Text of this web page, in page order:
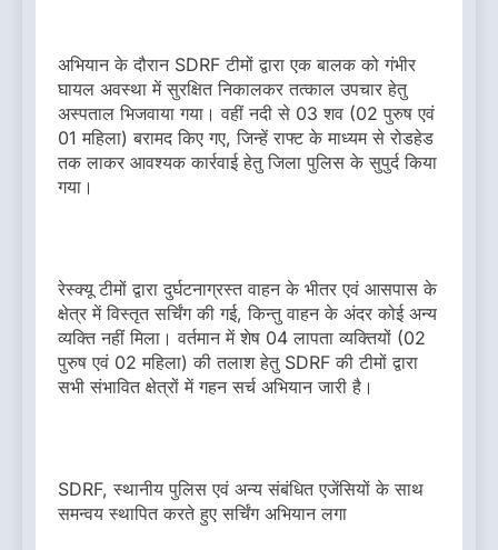
अभियान के दौरान SDRF टीमों द्वारा एक बालक को गंभीर
घायल अवस्था में सुरक्षित निकालकर तत्काल उपचार हेतु
अस्पताल भिजवाया गया। वहीं नदी से 03 शव (02 पुरुष एवं
01 महिला) बरामद किए गए, जिन्हें राफ्ट के माध्यम से रोडहेड
तक लाकर आवश्यक कार्रवाई हेतु जिला पुलिस के सुपुर्द किया
गया।
रेस्क्यू टीमों द्वारा दुर्घटनाग्रस्त वाहन के भीतर एवं आसपास के
क्षेत्र में विस्तृत सर्चिंग की गई, किन्तु वाहन के अंदर कोई अन्य
व्यक्ति नहीं मिला। वर्तमान में शेष 04 लापता व्यक्तियों (02
पुरुष एवं 02 महिला) की तलाश हेतु SDRF की टीमों द्वारा
सभी संभावित क्षेत्रों में गहन सर्च अभियान जारी है।
SDRF, स्थानीय पुलिस एवं अन्य संबंधित एजेंसियों के साथ
समन्वय स्थापित करते हुए सर्चिंग अभियान लगा